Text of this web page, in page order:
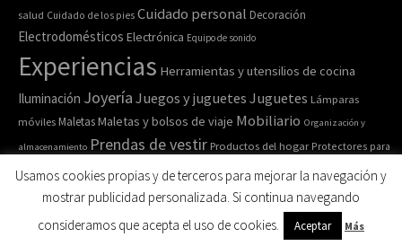
salud Cuidado de los pies Cuidado personal Decoración
Electrodomésticos Electrónica Equipo de sonido
Experiencias Herramientas y utensilios de cocina
Iluminación Joyería Juegos y juguetes Juguetes Lámparas
móviles MaletasMaletas y bolsos de viaje Mobiliario Organización y
almacenamiento Prendas de vestir Productos del hogar Protectores para
colchones
Pulseras Recipiente para comida
Relojes de pulsera y de
Ropa de cama Ropa de casa Ropa deportiva
Ropa interior y
calcetines
Ropa y accesorios Salud y belleza
Usamos cookies propias y de terceros para mejorar la navegación y
mostrar publicidad personalizada. Si continua navegando
consideramos que acepta el uso de cookies.
Aceptar
Más